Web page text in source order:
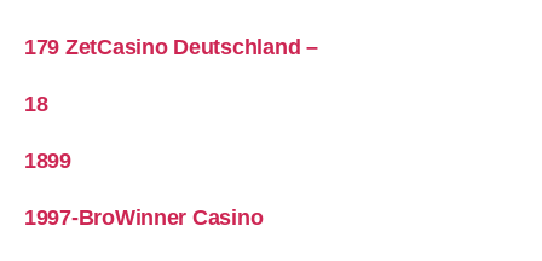
179 ZetCasino Deutschland –
18
1899
1997-BroWinner Casino